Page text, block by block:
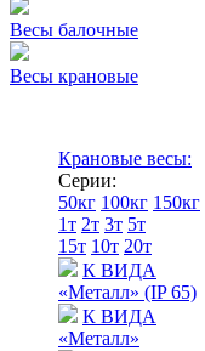
Весы балочные
Весы крановые
Крановые весы:
Серии:
50кг 100кг 150кг
1т 2т 3т 5т
15т 10т 20т
К ВИДА
«Металл» (IP 65)
К ВИДА
«Металл»